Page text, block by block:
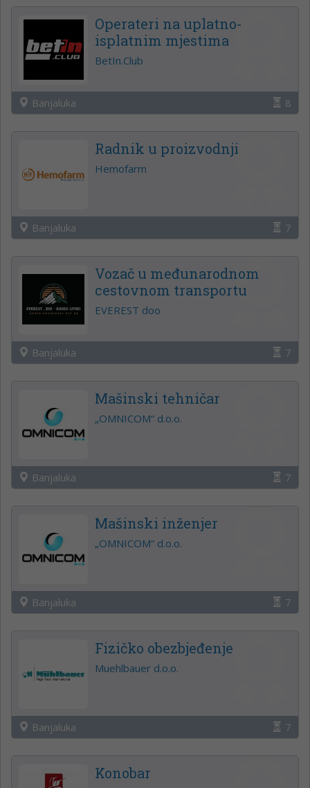
Operateri na uplatno-
isplatnim mjestima
BetIn.Club
Banjaluka 8
Radnik u proizvodnji
Hemofarm
Banjaluka 7
Vozač u međunarodnom
cestovnom transportu
EVEREST doo
Banjaluka 7
Mašinski tehničar
„OMNICOM“ d.o.o.
Banjaluka 7
Mašinski inženjer
„OMNICOM“ d.o.o.
Banjaluka 7
Fizičko obezbjeđenje
Muehlbauer d.o.o.
Banjaluka 7
Konobar